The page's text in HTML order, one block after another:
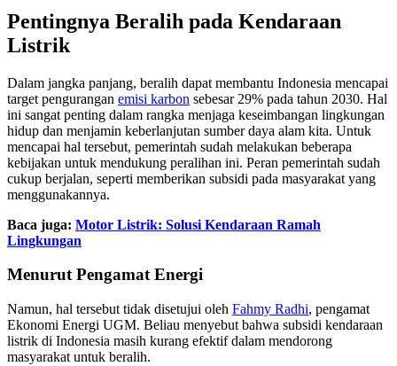
Pentingnya Beralih pada Kendaraan
Listrik
Dalam jangka panjang, beralih dapat membantu Indonesia mencapai
target pengurangan emisi karbon sebesar 29% pada tahun 2030. Hal
ini sangat penting dalam rangka menjaga keseimbangan lingkungan
hidup dan menjamin keberlanjutan sumber daya alam kita. Untuk
mencapai hal tersebut, pemerintah sudah melakukan beberapa
kebijakan untuk mendukung peralihan ini. Peran pemerintah sudah
cukup berjalan, seperti memberikan subsidi pada masyarakat yang
menggunakannya.
Baca juga: Motor Listrik: Solusi Kendaraan Ramah
Lingkungan
Menurut Pengamat Energi
Namun, hal tersebut tidak disetujui oleh Fahmy Radhi, pengamat
Ekonomi Energi UGM. Beliau menyebut bahwa subsidi kendaraan
listrik di Indonesia masih kurang efektif dalam mendorong
masyarakat untuk beralih.